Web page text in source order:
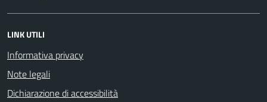
LINK UTILI
Informativa privacy
Note legali
Dichiarazione di accessibilità